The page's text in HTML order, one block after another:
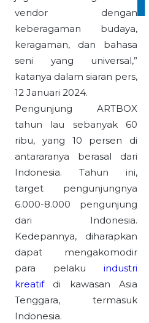
vendor dengan
keberagaman budaya,
keragaman, dan bahasa
seni yang universal,”
katanya dalam siaran pers,
12 Januari 2024.
Pengunjung ARTBOX
tahun lau sebanyak 60
ribu, yang 10 persen di
antararanya berasal dari
Indonesia. Tahun ini,
target pengunjungnya
6.000-8.000 pengunjung
dari Indonesia.
Kedepannya, diharapkan
dapat mengakomodir
para pelaku industri
kreatifdi kawasan Asia
Tenggara, termasuk
Indonesia.